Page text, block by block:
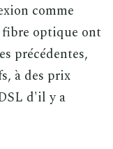
comme
optique ont
précédentes,
à des prix
d'il y a